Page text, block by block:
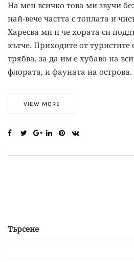
На мен всичко това ми звучи
най-вече частта с топлата и
Харесва ми и че хората си
кътче. Приходите от туристите
трябва, за да им е хубаво на
флората, и фауната на острова.
VIEW MORE
Търсене